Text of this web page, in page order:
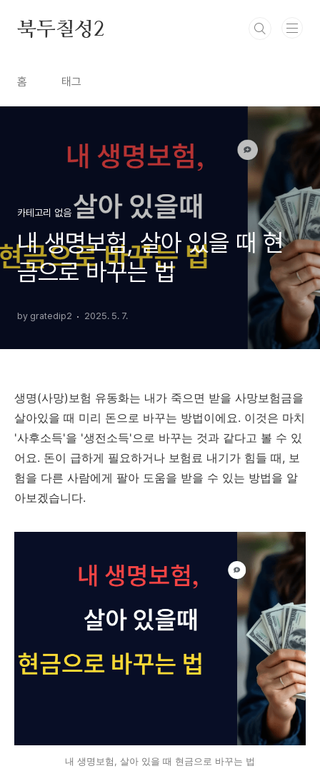
북두칠성2
홈 태그
카테고리 없음
내 생명보험, 살아 있을 때 현
금으로 바꾸는 법
by gratedip2 2025. 5. 7.
생명(사망)보험 유동화는 내가 죽으면 받을 사망보험금을
살아있을 때 미리 돈으로 바꾸는 방법이에요. 이것은 마치
'사후소득'을 '생전소득'으로 바꾸는 것과 같다고 볼 수 있
어요. 돈이 급하게 필요하거나 보험료 내기가 힘들 때, 보
험을 다른 사람에게 팔아 도움을 받을 수 있는 방법을 알
아보겠습니다.
내 생명보험, 살아 있을 때 현금으로 바꾸는 법